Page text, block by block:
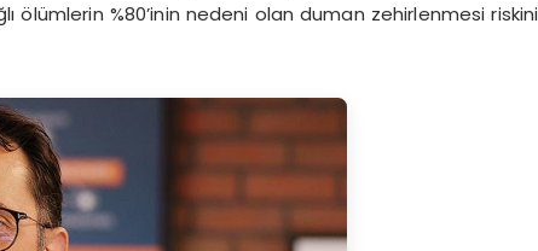
ölümlerin %80’inin nedeni olan duman zehirlenmesi riskini